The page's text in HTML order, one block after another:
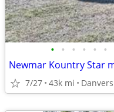
• • • • • •
Newmar Kountry Star
7/27 43k mi Danvers